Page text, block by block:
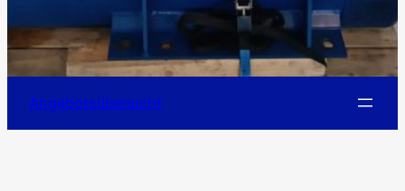
Angebotsübersicht